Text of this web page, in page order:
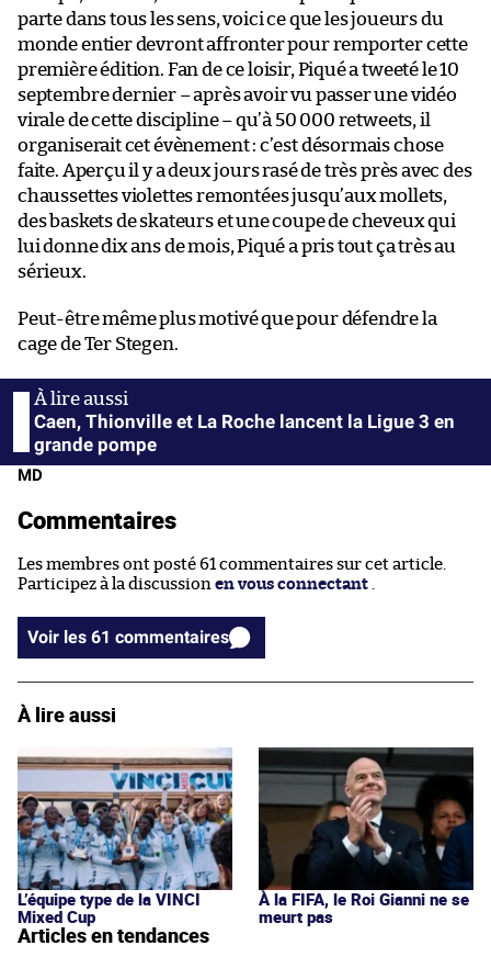
parte dans tous les sens, voici ce que les joueurs du
monde entier devront affronter pour remporter cette
première édition. Fan de ce loisir, Piqué a tweeté le 10
septembre dernier – après avoir vu passer une vidéo
virale de cette discipline – qu’à 50 000 retweets, il
organiserait cet évènement : c’est désormais chose
faite. Aperçu il y a deux jours rasé de très près avec des
chaussettes violettes remontées jusqu’aux mollets,
des baskets de skateurs et une coupe de cheveux qui
lui donne dix ans de mois, Piqué a pris tout ça très au
sérieux.
Peut-être même plus motivé que pour défendre la
cage de Ter Stegen.
Caen, Thionville et La Roche lancent la Ligue 3 en
grande pompe
MD
Commentaires
Les membres ont posté 61 commentaires sur cet article.
Participez à la discussion en vous connectant
Voir les 61 commentaires
À lire aussi
L’équipe type de la VINCI
Mixed Cup
À la FIFA, le Roi Gianni ne se
meurt pas
Articles en tendances